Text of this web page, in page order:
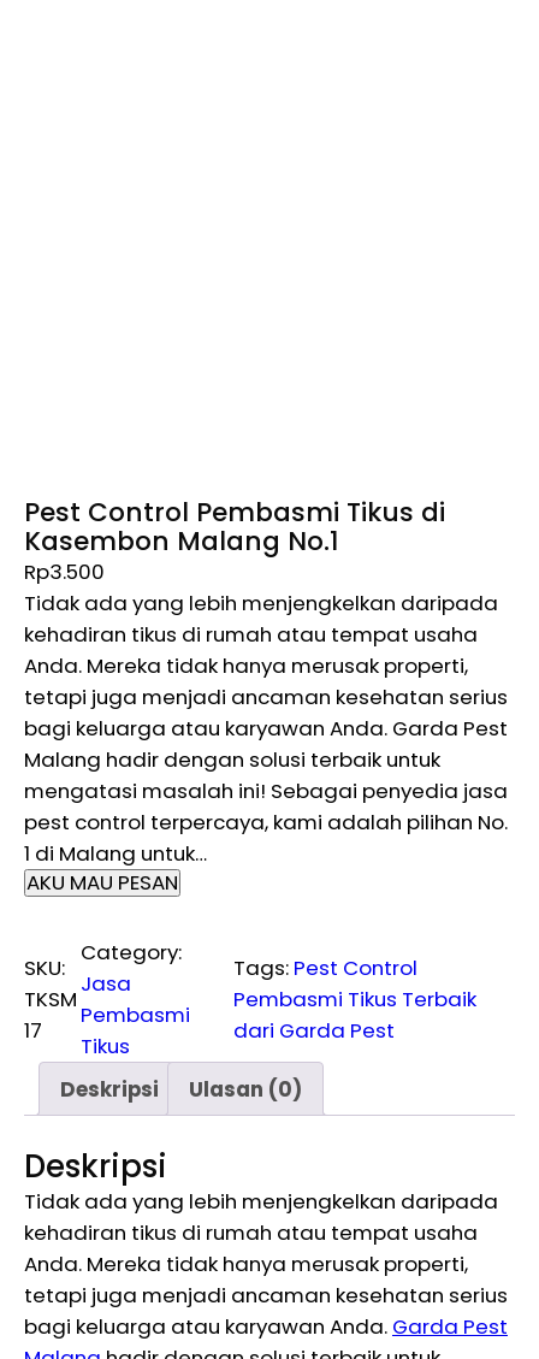
Pest Control Pembasmi Tikus di
Kasembon Malang No.1
Rp3.500
Tidak ada yang lebih menjengkelkan daripada
kehadiran tikus di rumah atau tempat usaha
Anda. Mereka tidak hanya merusak properti,
tetapi juga menjadi ancaman kesehatan serius
bagi keluarga atau karyawan Anda. Garda Pest
Malang hadir dengan solusi terbaik untuk
mengatasi masalah ini! Sebagai penyedia jasa
pest control terpercaya, kami adalah pilihan No.
1 di Malang untuk…
AKU MAU PESAN
SKU:
TKSM
17
Category:
Jasa
Pembasmi
Tikus
Tags: Pest Control
Pembasmi Tikus Terbaik
dari Garda Pest
Deskripsi Ulasan (0)
Deskripsi
Tidak ada yang lebih menjengkelkan daripada
kehadiran tikus di rumah atau tempat usaha
Anda. Mereka tidak hanya merusak properti,
tetapi juga menjadi ancaman kesehatan serius
bagi keluarga atau karyawan Anda. Garda Pest